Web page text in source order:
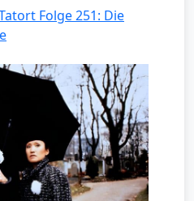
Folge 251: Die